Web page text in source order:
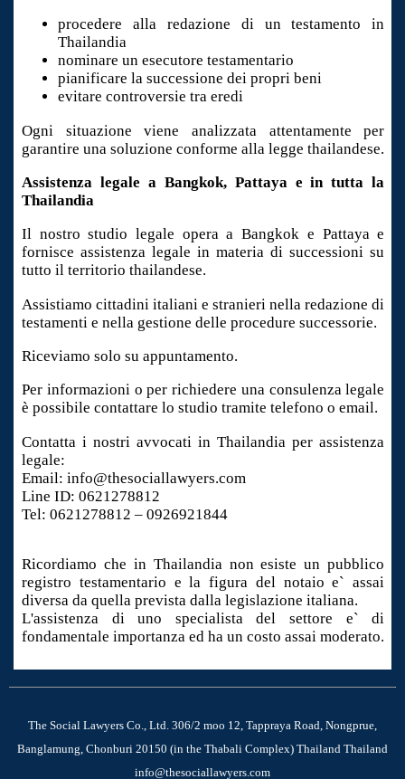
procedere alla redazione di un testamento in
Thailandia
nominare un esecutore testamentario
pianificare la successione dei propri beni
evitare controversie tra eredi
Ogni situazione viene analizzata attentamente per
garantire una soluzione conforme alla legge thailandese.
Assistenza legale a Bangkok, Pattaya e in tutta la
Thailandia
Il nostro studio legale opera a Bangkok e Pattaya e
fornisce assistenza legale in materia di successioni su
tutto il territorio thailandese.
Assistiamo cittadini italiani e stranieri nella redazione di
testamenti e nella gestione delle procedure successorie.
Riceviamo solo su appuntamento.
Per informazioni o per richiedere una consulenza legale
è possibile contattare lo studio tramite telefono o email.
Contatta i nostri avvocati in Thailandia per assistenza
legale:
Email: info@thesociallawyers.com
Line ID: 0621278812
Tel: 0621278812 – 0926921844
Ricordiamo che in Thailandia non esiste un pubblico
registro testamentario e la figura del notaio e` assai
diversa da quella prevista dalla legislazione italiana.
L'assistenza di uno specialista del settore e` di
fondamentale importanza ed ha un costo assai moderato.
The Social Lawyers Co., Ltd. 306/2 moo 12, Tappraya Road, Nongprue,
Banglamung, Chonburi 20150 (in the Thabali Complex) Thailand Thailand
info@thesociallawyers.com